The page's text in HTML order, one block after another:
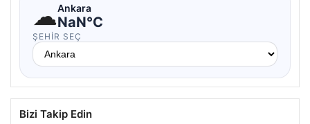
☁Ankara
NaN°C
ŞEHIR SEÇ
Bizi Takip Edin